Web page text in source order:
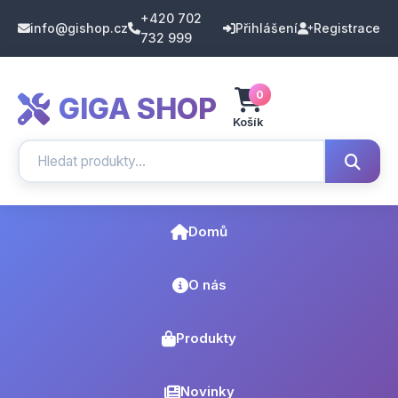
info@gishop.cz
+420 702
732 999
Přihlášení Registrace
GIGA SHOP 0
Košík
Domů
O nás
Produkty
Novinky